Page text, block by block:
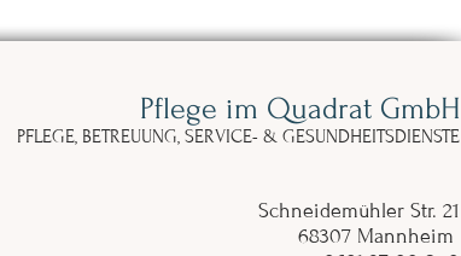
Pflege im Quadrat GmbH
PFLEGE, BETREUUNG, SERVICE- & GESUNDHEITSDIENSTE
Schneidemühler Str. 21
68307 Mannheim